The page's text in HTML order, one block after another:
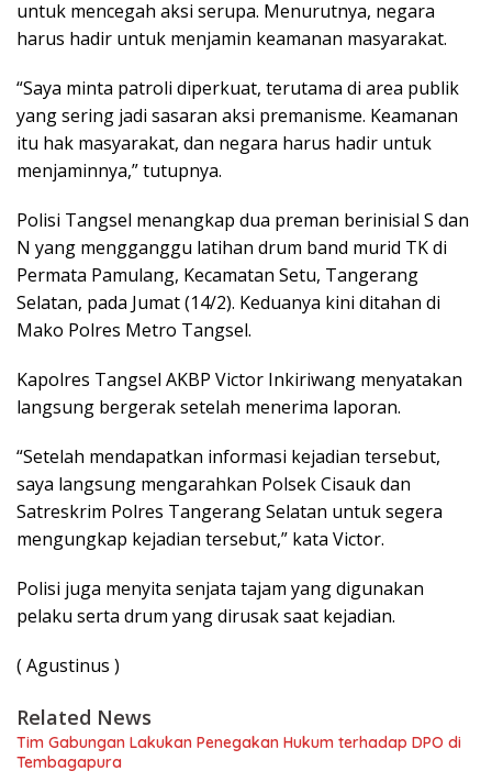
untuk mencegah aksi serupa. Menurutnya, negara
harus hadir untuk menjamin keamanan masyarakat.
“Saya minta patroli diperkuat, terutama di area publik
yang sering jadi sasaran aksi premanisme. Keamanan
itu hak masyarakat, dan negara harus hadir untuk
menjaminnya,” tutupnya.
Polisi Tangsel menangkap dua preman berinisial S dan
N yang mengganggu latihan drum band murid TK di
Permata Pamulang, Kecamatan Setu, Tangerang
Selatan, pada Jumat (14/2). Keduanya kini ditahan di
Mako Polres Metro Tangsel.
Kapolres Tangsel AKBP Victor Inkiriwang menyatakan
langsung bergerak setelah menerima laporan.
“Setelah mendapatkan informasi kejadian tersebut,
saya langsung mengarahkan Polsek Cisauk dan
Satreskrim Polres Tangerang Selatan untuk segera
mengungkap kejadian tersebut,” kata Victor.
Polisi juga menyita senjata tajam yang digunakan
pelaku serta drum yang dirusak saat kejadian.
( Agustinus )
Related News
Tim Gabungan Lakukan Penegakan Hukum terhadap DPO di
Tembagapura